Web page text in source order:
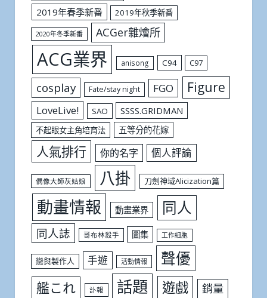
2019年春季新番
2019年秋季新番
2020年冬季新番 ACGer雜燴所
ACG業界 anisong C94 C97
cosplay Fate/stay night FGO Figure
LoveLive! SAO SSSS.GRIDMAN
不起眼女主角培育法 五等分的花嫁
人氣排行 你的名字 個人評論
偶像大師灰姑娘 八掛 刀劍神域Alicization篇
動畫情報 動畫業界 同人
同人誌 哥布林殺手 圖集 工作細胞
戀與製作人 手遊 活動情報 聲優
艦これ 訃報 話題 遊戲 銷量